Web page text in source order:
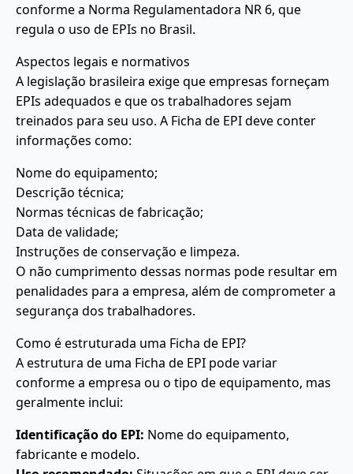
conforme a Norma Regulamentadora NR 6, que
regula o uso de EPIs no Brasil.
Aspectos legais e normativos
A legislação brasileira exige que empresas forneçam
EPIs adequados e que os trabalhadores sejam
treinados para seu uso. A Ficha de EPI deve conter
informações como:
Nome do equipamento;
Descrição técnica;
Normas técnicas de fabricação;
Data de validade;
Instruções de conservação e limpeza.
O não cumprimento dessas normas pode resultar em
penalidades para a empresa, além de comprometer a
segurança dos trabalhadores.
Como é estruturada uma Ficha de EPI?
A estrutura de uma Ficha de EPI pode variar
conforme a empresa ou o tipo de equipamento, mas
geralmente inclui:
Identificação do EPI: Nome do equipamento,
fabricante e modelo.